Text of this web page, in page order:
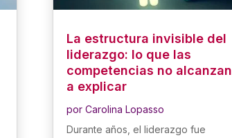
La estructura invisible del
liderazgo: lo que las
competencias no alcanzan
a explicar
porCarolina Lopasso
Durante años, el liderazgo fue